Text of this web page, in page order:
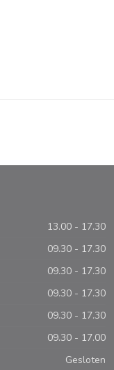
13.00 - 17.30
09.30 - 17.30
09.30 - 17.30
09.30 - 17.30
09.30 - 17.30
09.30 - 17.00
Gesloten